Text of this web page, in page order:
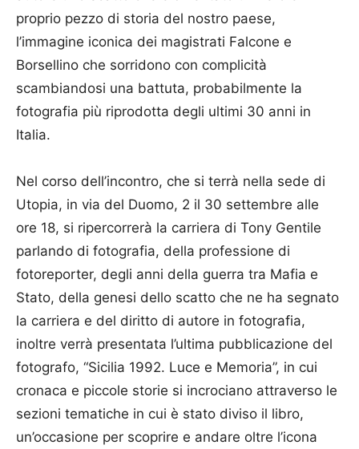
proprio pezzo di storia del nostro paese,
l’immagine iconica dei magistrati Falcone e
Borsellino che sorridono con complicità
scambiandosi una battuta, probabilmente la
fotografia più riprodotta degli ultimi 30 anni in
Italia.
Nel corso dell’incontro, che si terrà nella sede di
Utopia, in via del Duomo, 2 il 30 settembre alle
ore 18, si ripercorrerà la carriera di Tony Gentile
parlando di fotografia, della professione di
fotoreporter, degli anni della guerra tra Mafia e
Stato, della genesi dello scatto che ne ha segnato
la carriera e del diritto di autore in fotografia,
inoltre verrà presentata l’ultima pubblicazione del
fotografo, “Sicilia 1992. Luce e Memoria”, in cui
cronaca e piccole storie si incrociano attraverso le
sezioni tematiche in cui è stato diviso il libro,
un’occasione per scoprire e andare oltre l’icona